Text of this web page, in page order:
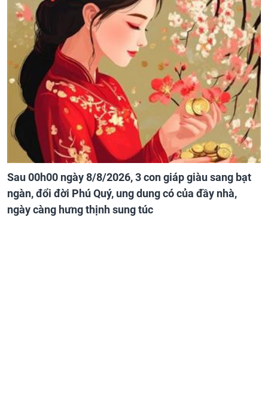
Sau 00h00 ngày 8/8/2026, 3 con giáp giàu sang bạt
ngàn, đổi đời Phú Quý, ung dung có của đầy nhà,
ngày càng hưng thịnh sung túc